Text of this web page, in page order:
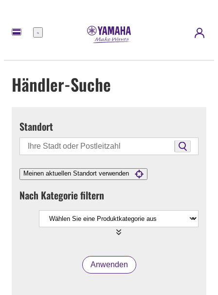
Menü
Händler-Suche
Standort
Meinen aktuellen Standort verwenden
Nach Kategorie filtern
Anwenden